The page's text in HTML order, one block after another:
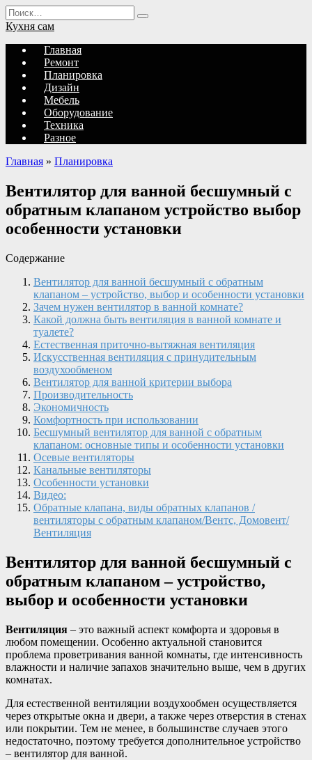
Перейти
к
содержанию
Search
for:
Кухня сам
Главная
Ремонт
Планировка
Дизайн
Мебель
Оборудование
Техника
Разное
Главная » Планировка
Вентилятор для ванной бесшумный с
обратным клапаном устройство выбор
особенности установки
Содержание
Вентилятор для ванной бесшумный с обратным
клапаном – устройство, выбор и особенности установки
Зачем нужен вентилятор в ванной комнате?
Какой должна быть вентиляция в ванной комнате и
туалете?
Естественная приточно-вытяжная вентиляция
Искусственная вентиляция с принудительным
воздухообменом
Вентилятор для ванной критерии выбора
Производительность
Экономичность
Комфортность при использовании
Бесшумный вентилятор для ванной с обратным
клапаном: основные типы и особенности установки
Осевые вентиляторы
Канальные вентиляторы
Особенности установки
Видео:
Обратные клапана, виды обратных клапанов /
вентиляторы с обратным клапаном/Вентс, Домовент/
Вентиляция
Вентилятор для ванной бесшумный с
обратным клапаном – устройство,
выбор и особенности установки
Вентиляция – это важный аспект комфорта и здоровья в
любом помещении. Особенно актуальной становится
проблема проветривания ванной комнаты, где интенсивность
влажности и наличие запахов значительно выше, чем в других
комнатах.
Для естественной вентиляции воздухообмен осуществляется
через открытые окна и двери, а также через отверстия в стенах
или покрытии. Тем не менее, в большинстве случаев этого
недостаточно, поэтому требуется дополнительное устройство
– вентилятор для ванной.